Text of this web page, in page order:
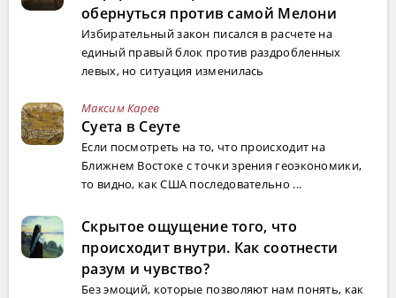
обернуться против самой Мелони
Избирательный закон писался в расчете на
единый правый блок против раздробленных
левых, но ситуация изменилась
Максим Карев
Суета в Сеуте
Если посмотреть на то, что происходит на
Ближнем Востоке с точки зрения геоэкономики,
то видно, как США последовательно ...
Скрытое ощущение того, что
происходит внутри. Как соотнести
разум и чувство?
Без эмоций, которые позволяют нам понять, как